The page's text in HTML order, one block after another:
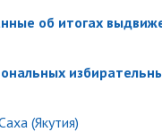
об итогах
(Якутия)